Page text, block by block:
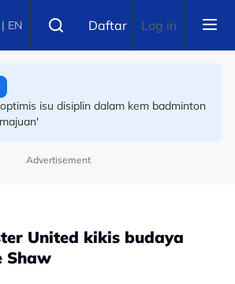
| EN Daftar Log in
meninggal dunia di Jepun, disyaki
isu disiplin dalam kem badminton
Advertisement
United kikis budaya
Shaw